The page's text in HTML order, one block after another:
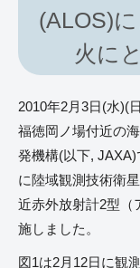
(ALOS)
火に
2010年2月3日(水)(
福徳岡ノ場付近の
発機構(以下,
に陸域観測技術衛
近赤外放射計2型（
施しました。
図1は2月12日に観